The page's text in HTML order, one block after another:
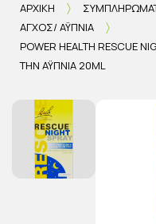
ΑΡΧΙΚΉ
ΆΓΧΟΣ/ ΑΫΠΝΊΑ
POWER HEALTH RESCUE
ΤΗΝ ΑΫ́ΠΝΊΑ 20ML